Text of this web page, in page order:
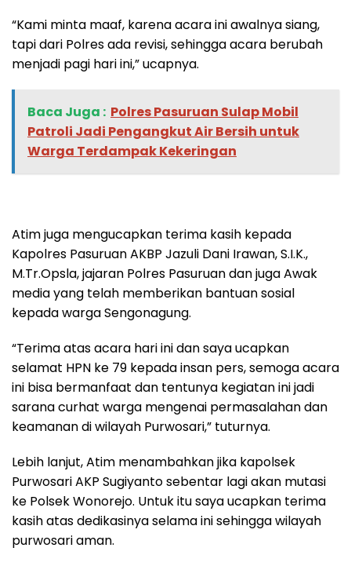
“Kami minta maaf, karena acara ini awalnya siang,
tapi dari Polres ada revisi, sehingga acara berubah
menjadi pagi hari ini,” ucapnya.
Baca Juga : Polres Pasuruan Sulap Mobil
Patroli Jadi Pengangkut Air Bersih untuk
Warga Terdampak Kekeringan
Atim juga mengucapkan terima kasih kepada
Kapolres Pasuruan AKBP Jazuli Dani Irawan, S.I.K.,
M.Tr.Opsla, jajaran Polres Pasuruan dan juga Awak
media yang telah memberikan bantuan sosial
kepada warga Sengonagung.
“Terima atas acara hari ini dan saya ucapkan
selamat HPN ke 79 kepada insan pers, semoga acara
ini bisa bermanfaat dan tentunya kegiatan ini jadi
sarana curhat warga mengenai permasalahan dan
keamanan di wilayah Purwosari,” tuturnya.
Lebih lanjut, Atim menambahkan jika kapolsek
Purwosari AKP Sugiyanto sebentar lagi akan mutasi
ke Polsek Wonorejo. Untuk itu saya ucapkan terima
kasih atas dedikasinya selama ini sehingga wilayah
purwosari aman.